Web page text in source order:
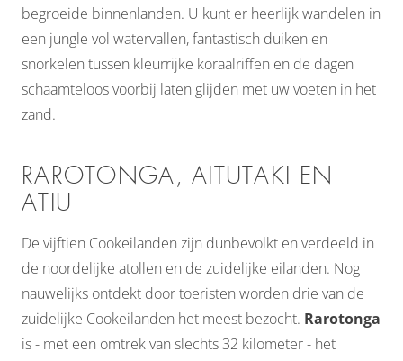
begroeide binnenlanden. U kunt er heerlijk wandelen in
een jungle vol watervallen, fantastisch duiken en
snorkelen tussen kleurrijke koraalriffen en de dagen
schaamteloos voorbij laten glijden met uw voeten in het
zand.
RAROTONGA, AITUTAKI EN
ATIU
De vijftien Cookeilanden zijn dunbevolkt en verdeeld in
de noordelijke atollen en de zuidelijke eilanden. Nog
nauwelijks ontdekt door toeristen worden drie van de
zuidelijke Cookeilanden het meest bezocht. Rarotonga
is - met een omtrek van slechts 32 kilometer - het